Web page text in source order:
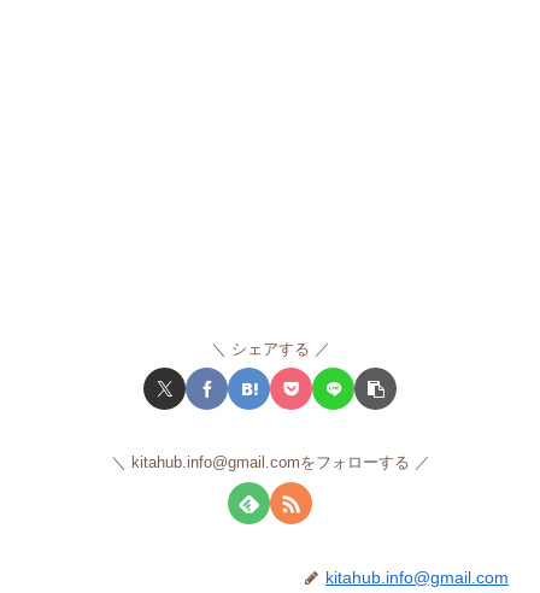
シェアする
kitahub.info@gmail.comをフォローする
kitahub.info@gmail.com